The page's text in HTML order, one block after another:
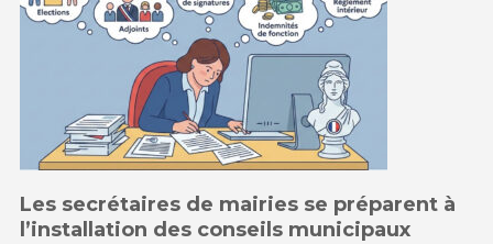
Les secrétaires de mairies se préparent à
l’installation des conseils municipaux